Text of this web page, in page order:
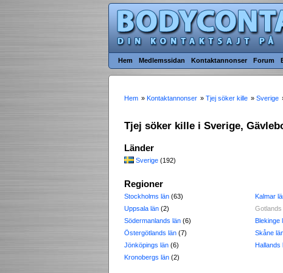
Hem Medlemssidan Kontaktannonser Forum
Hem » Kontaktannonser » Tjej söker kille » Sverige
Tjej söker kille i Sverige,
Länder
Sverige (192)
Regioner
Stockholms län (63)
Uppsala län (2)
Södermanlands län (6)
Östergötlands län (7)
Jönköpings län (6)
Kronobergs län (2)
Kalmar
Gotlands
Blekinge
Skåne
Hallands